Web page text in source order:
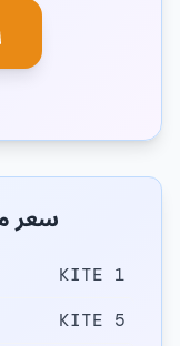
سعر
1 KITE
5 KITE